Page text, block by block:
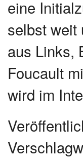
eine
selbst weit
aus Links,
Foucault
wird im